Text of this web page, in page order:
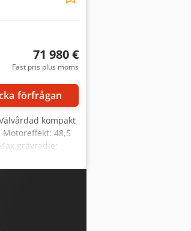
71 980 €
Fast pris plus moms
förfrågan
kompakt
Motoreffekt: 48,5
grävradie:
distansringar
6°
och
*